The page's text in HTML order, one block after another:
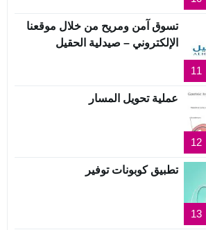
11
تسوق آمن ومريح من خلال موقعنا
الإلكتروني – صيدلية الحقيل
12
عملية تحويل المسار
13
تطبيق كوبونات توفير